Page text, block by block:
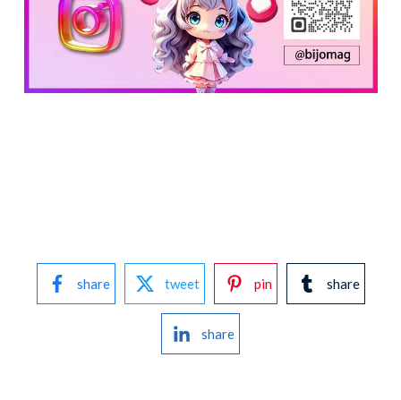
share tweet pin share
share